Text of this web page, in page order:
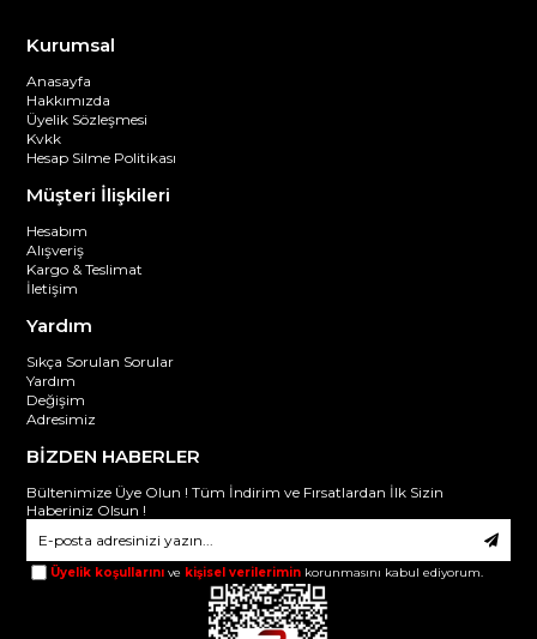
Kurumsal
Anasayfa
Hakkımızda
Üyelik Sözleşmesi
Kvkk
Hesap Silme Politikası
Müşteri İlişkileri
Hesabım
Alışveriş
Kargo & Teslimat
İletişim
Yardım
Sıkça Sorulan Sorular
Yardım
Değişim
Adresimiz
BİZDEN HABERLER
Bültenimize Üye Olun ! Tüm İndirim ve Fırsatlardan İlk Sizin
Haberiniz Olsun !
Üyelik koşullarını ve kişisel verilerimin korunmasını kabul ediyorum.